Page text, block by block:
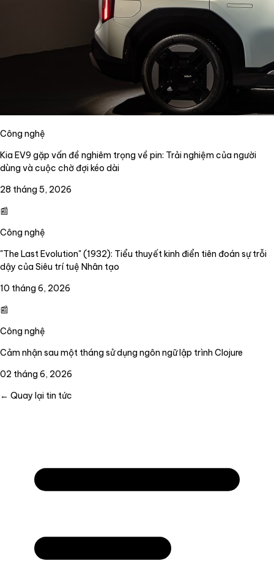
Công nghệ
Kia EV9 gặp vấn đề nghiêm trọng về pin: Trải nghiệm của người
dùng và cuộc chờ đợi kéo dài
28 tháng 5, 2026
📰
Công nghệ
"The Last Evolution" (1932): Tiểu thuyết kinh điển tiên đoán sự trỗi
dậy của Siêu trí tuệ Nhân tạo
10 tháng 6, 2026
📰
Công nghệ
Cảm nhận sau một tháng sử dụng ngôn ngữ lập trình Clojure
02 tháng 6, 2026
← Quay lại tin tức